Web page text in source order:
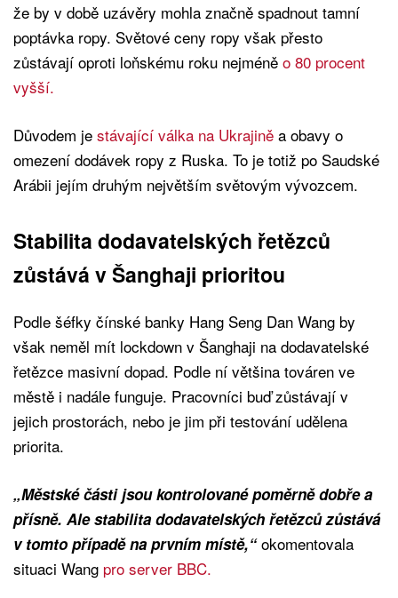
že by v době uzávěry mohla značně spadnout tamní
poptávka ropy. Světové ceny ropy však přesto
zůstávají oproti loňskému roku nejméně o 80 procent
vyšší.
Důvodem je stávající válka na Ukrajině a obavy o
omezení dodávek ropy z Ruska. To je totiž po Saudské
Arábii jejím druhým největším světovým vývozcem.
Stabilita dodavatelských řetězců
zůstává v Šanghaji prioritou
Podle šéfky čínské banky Hang Seng Dan Wang by
však neměl mít lockdown v Šanghaji na dodavatelské
řetězce masivní dopad. Podle ní většina továren ve
městě i nadále funguje. Pracovníci buď zůstávají v
jejich prostorách, nebo je jim při testování udělena
priorita.
„Městské části jsou kontrolované poměrně dobře a
přísně. Ale stabilita dodavatelských řetězců zůstává
v tomto případě na prvním místě,“okomentovala
situaci Wang pro server BBC.